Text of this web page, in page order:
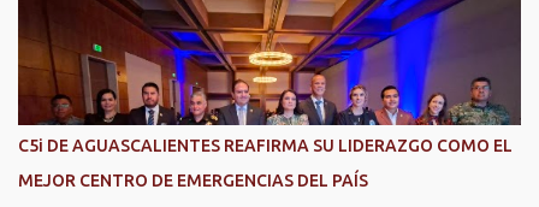
años, como diabetes, hipertensión, deterioro cognitivo y
alzhéimer, entre otros padecimientos. "Nuestros adultos mayores
son el corazón de muchas familias y merecen todo nuestro respeto,
cuidado y reconocimiento; por eso, en el DIF Estatal impulsamos
servicios que les ayuden a cuidar su salud y a vivir esta etapa con
presidenta del DIF Estatal. Para acceder al servicio, las y los
C5i DE AGUASCALIENTES REAFIRMA SU LIDERAZGO COMO EL
MEJOR CENTRO DE EMERGENCIAS DEL PAÍS